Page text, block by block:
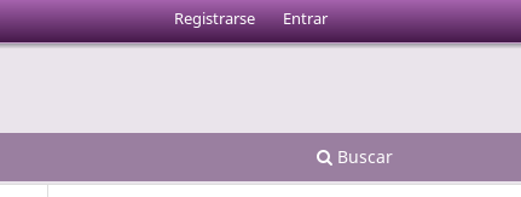
Buscar
Registrarse Entrar